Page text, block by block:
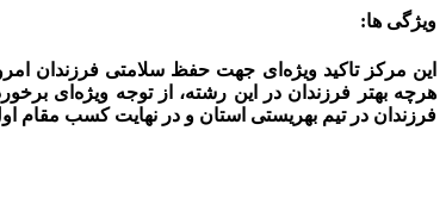
ویژگی ها:
این مرکز تاکید ویژه‌ای جهت حفظ سلامتی فرزندان
هرچه بهتر فرزندان در این رشته، از توجه ویژه‌ای
فرزندان در تیم بهریستی استان و در نهایت کسب مقام